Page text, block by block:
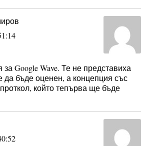
Google Wave. Те не представиха
да бъде оценен, а концепция със
който тепърва ще бъде